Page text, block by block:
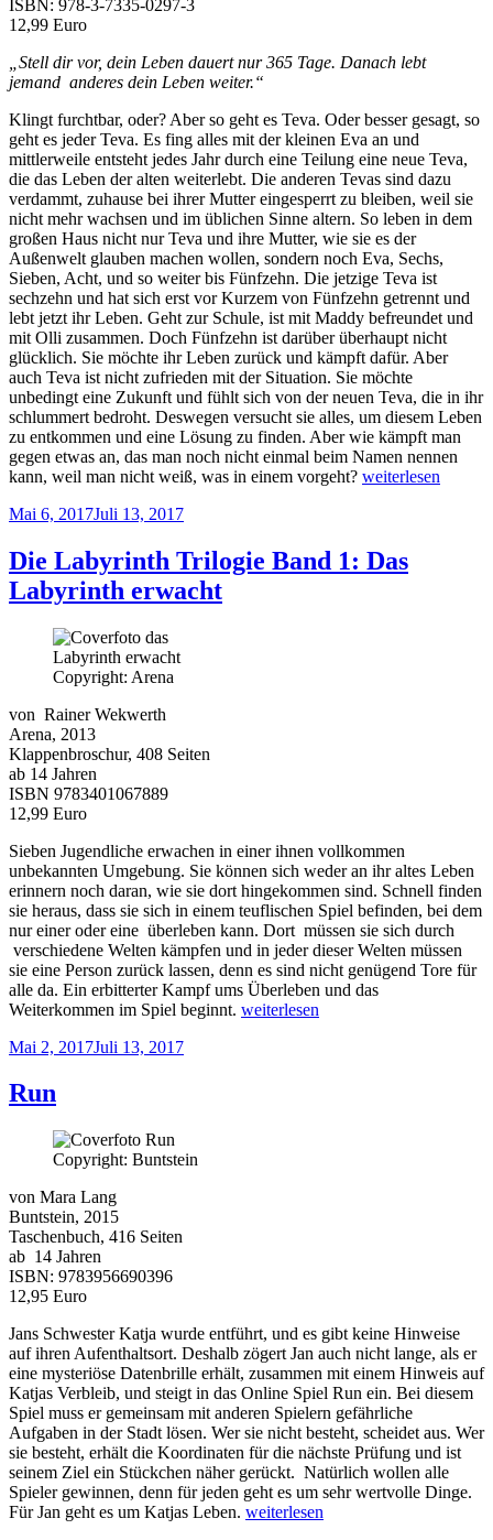
ISBN: 978-3-7335-0297-3
12,99 Euro
„Stell dir vor, dein Leben dauert nur 365 Tage. Danach lebt
jemand anderes dein Leben weiter.“
Klingt furchtbar, oder? Aber so geht es Teva. Oder besser gesagt, so
geht es jeder Teva. Es fing alles mit der kleinen Eva an und
mittlerweile entsteht jedes Jahr durch eine Teilung eine neue Teva,
die das Leben der alten weiterlebt. Die anderen Tevas sind dazu
verdammt, zuhause bei ihrer Mutter eingesperrt zu bleiben, weil sie
nicht mehr wachsen und im üblichen Sinne altern. So leben in dem
großen Haus nicht nur Teva und ihre Mutter, wie sie es der
Außenwelt glauben machen wollen, sondern noch Eva, Sechs,
Sieben, Acht, und so weiter bis Fünfzehn. Die jetzige Teva ist
sechzehn und hat sich erst vor Kurzem von Fünfzehn getrennt und
lebt jetzt ihr Leben. Geht zur Schule, ist mit Maddy befreundet und
mit Olli zusammen. Doch Fünfzehn ist darüber überhaupt nicht
glücklich. Sie möchte ihr Leben zurück und kämpft dafür. Aber
auch Teva ist nicht zufrieden mit der Situation. Sie möchte
unbedingt eine Zukunft und fühlt sich von der neuen Teva, die in ihr
schlummert bedroht. Deswegen versucht sie alles, um diesem Leben
zu entkommen und eine Lösung zu finden. Aber wie kämpft man
gegen etwas an, das man noch nicht einmal beim Namen nennen
kann, weil man nicht weiß, was in einem vorgeht? „Einzig“
weiterlesen
Veröffentlicht
Mai 6, 2017Juli 13, 2017
Die Labyrinth Trilogie Band 1: Das
Labyrinth erwacht
Copyright: Arena
von Rainer Wekwerth
Arena, 2013
Klappenbroschur, 408 Seiten
ab 14 Jahren
ISBN 9783401067889
12,99 Euro
Sieben Jugendliche erwachen in einer ihnen vollkommen
unbekannten Umgebung. Sie können sich weder an ihr altes Leben
erinnern noch daran, wie sie dort hingekommen sind. Schnell finden
sie heraus, dass sie sich in einem teuflischen Spiel befinden, bei dem
nur einer oder eine überleben kann. Dort müssen sie sich durch
verschiedene Welten kämpfen und in jeder dieser Welten müssen
sie eine Person zurück lassen, denn es sind nicht genügend Tore für
alle da. Ein erbitterter Kampf ums Überleben und das
Weiterkommen im Spiel beginnt. „Die
weiterlesen
Veröffentlicht
Mai 2, 2017Juli 13, 2017
Run
Copyright: Buntstein
von Mara Lang
Buntstein, 2015
Taschenbuch, 416 Seiten
ab 14 Jahren
ISBN: 9783956690396
12,95 Euro
Jans Schwester Katja wurde entführt, und es gibt keine Hinweise
auf ihren Aufenthaltsort. Deshalb zögert Jan auch nicht lange, als er
eine mysteriöse Datenbrille erhält, zusammen mit einem Hinweis auf
Katjas Verbleib, und steigt in das Online Spiel Run ein. Bei diesem
Spiel muss er gemeinsam mit anderen Spielern gefährliche
Aufgaben in der Stadt lösen. Wer sie nicht besteht, scheidet aus. Wer
sie besteht, erhält die Koordinaten für die nächste Prüfung und ist
seinem Ziel ein Stückchen näher gerückt. Natürlich wollen alle
Spieler gewinnen, denn für jeden geht es um sehr wertvolle Dinge.
Für Jan geht es um Katjas Leben. „Run“
weiterlesen